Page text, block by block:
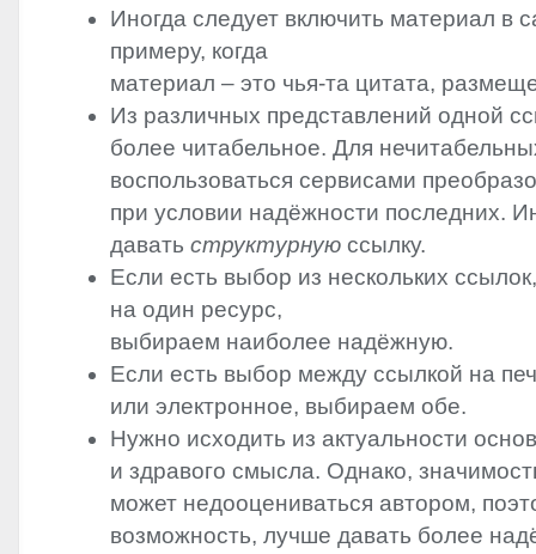
Иногда следует включить материал в
примеру, когда
материал – это чья-та цитата,
Из различных представлений одной
более читабельное. Для
воспользоваться сервисами
при условии надёжности последних.
даватьструктурную ссылку.
Если есть выбор из нескольких
на один ресурс,
выбираем наиболее надёжную.
Если есть выбор между ссылкой на
или электронное, выбираем обе.
Нужно исходить из актуальности
и здравого смысла. Однако,
может недооцениваться автором,
возможность, лучше давать более